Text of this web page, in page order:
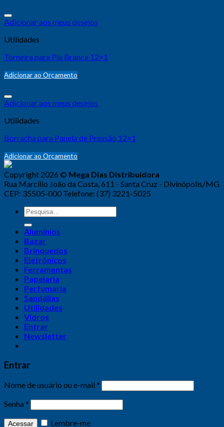
Adicionar aos meus desejos
Utilidades
Torneira para Pia Branca 12×1
Adicionar ao Orçamento
Adicionar aos meus desejos
Utilidades
Borracha para Panela de Pressão 12×1
Adicionar ao Orçamento
Copyright 2026 © Mega Dias Distribuidora
Rua Marcílio João da Costa, 611 - Santa Cruz - Divinópolis/MG
CEP: 35505-000 Telefone: (37) 3221-5025
Alumínios
Bazar
Brinquedos
Eletrônicos
Ferramentas
Papelaria
Perfumaria
Sandálias
Utilidades
Vidros
Entrar
Newsletter
Entrar
Nome de usuário ou e-mail *
Senha *
Acessar Lembre-me